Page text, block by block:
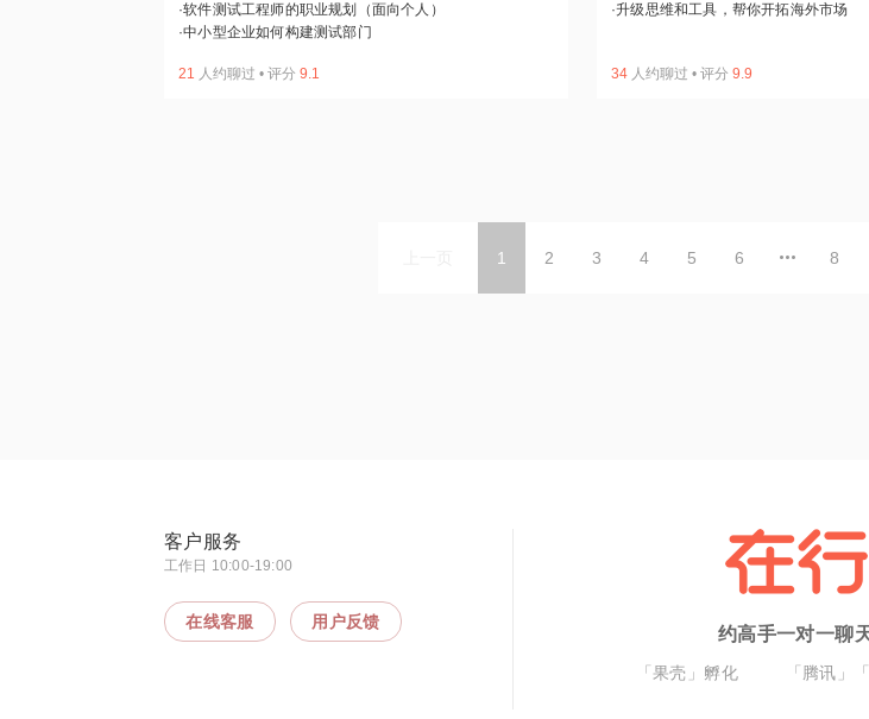
·软件测试工程师的职业规划（面向个人）
·中小型企业如何构建测试部门
21 人约聊过 • 评分 9.1
·升级思维和工具，帮你开拓海外市场
34 人约聊过 • 评分 9.9
1 2 3 4 5 6 8
客户服务
工作日 10:00-19:00
在线客服 用户反馈
约高手一对一聊
「果壳」孵化 「腾讯」